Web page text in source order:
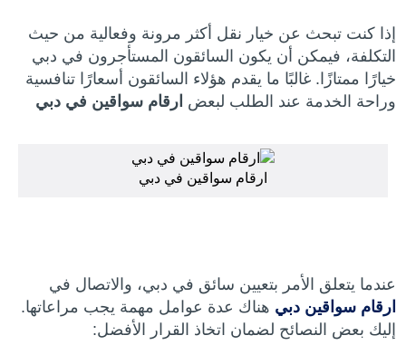
إذا كنت تبحث عن خيار نقل أكثر مرونة وفعالية من حيث
التكلفة، فيمكن أن يكون السائقون المستأجرون في دبي
خيارًا ممتازًا. غالبًا ما يقدم هؤلاء السائقون أسعارًا تنافسية
وراحة الخدمة عند الطلب لبعض ارقام سواقين في دبي
ارقام سواقين في دبي
عندما يتعلق الأمر بتعيين سائق في دبي، والاتصال في
ارقام سواقين دبي هناك عدة عوامل مهمة يجب مراعاتها.
إليك بعض النصائح لضمان اتخاذ القرار الأفضل: